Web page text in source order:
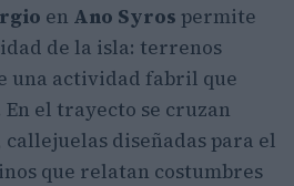
en Ano Syros permite
de la isla: terrenos
una actividad fabril que
el trayecto se cruzan
diseñadas para el
que relatan costumbres